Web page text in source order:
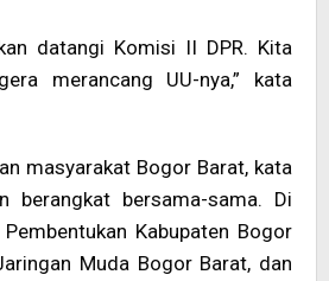
datangi Komisi II DPR. Kita
merancang UU-nya,” kata
masyarakat Bogor Barat, kata
berangkat bersama-sama. Di
Kabupaten Bogor
Muda Bogor Barat, dan